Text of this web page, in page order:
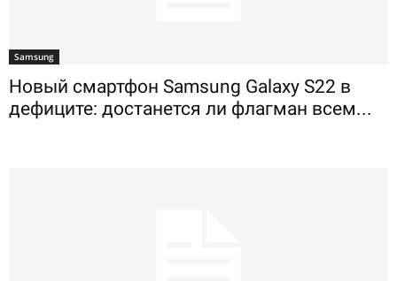
Samsung
Новый смартфон Samsung Galaxy S22 в
дефиците: достанется ли флагман всем...